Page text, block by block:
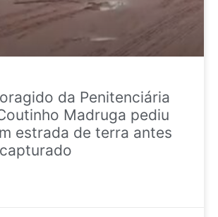
da Penitenciária
Madruga pediu
estrada de terra antes